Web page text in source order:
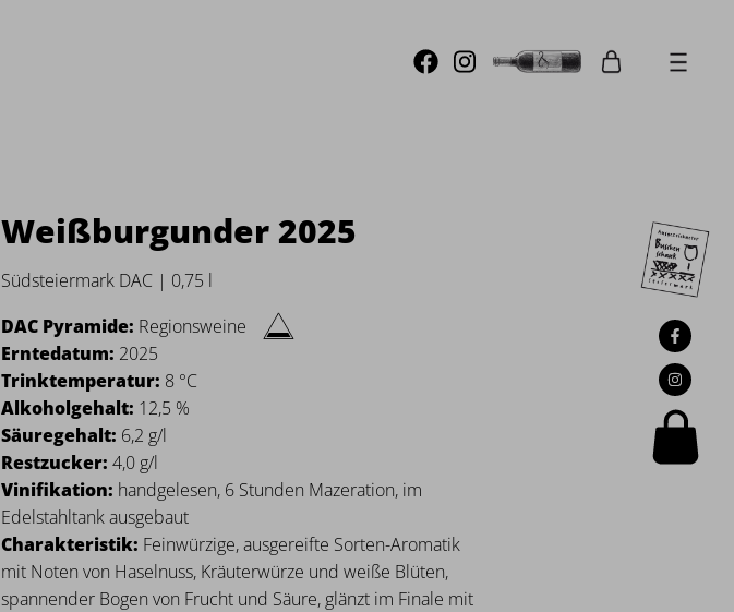
Weißburgunder 2025
Südsteiermark DAC | 0,75 l
DAC Pyramide: Regionsweine
Erntedatum: 2025
Trinktemperatur: 8 °C
Alkoholgehalt: 12,5 %
Säuregehalt: 6,2 g/l
Restzucker: 4,0 g/l
Vinifikation: handgelesen, 6 Stunden Mazeration, im
Edelstahltank ausgebaut
Charakteristik: Feinwürzige, ausgereifte Sorten-Aromatik
mit Noten von Haselnuss, Kräuterwürze und weiße Blüten,
spannender Bogen von Frucht und Säure, glänzt im Finale mit